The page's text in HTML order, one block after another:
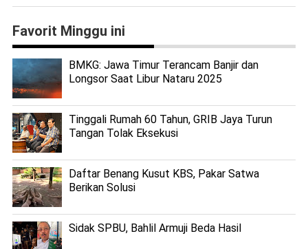
Favorit Minggu ini
BMKG: Jawa Timur Terancam Banjir dan
Longsor Saat Libur Nataru 2025
Tinggali Rumah 60 Tahun, GRIB Jaya Turun
Tangan Tolak Eksekusi
Daftar Benang Kusut KBS, Pakar Satwa
Berikan Solusi
Sidak SPBU, Bahlil Armuji Beda Hasil